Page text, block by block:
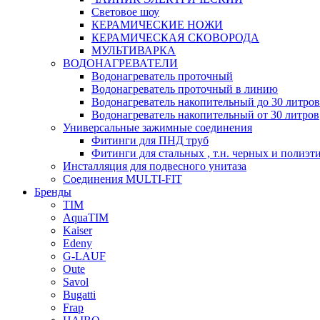
Световое шоу
КЕРАМИЧЕСКИЕ НОЖИ
КЕРАМИЧЕСКАЯ СКОВОРОДА
МУЛЬТИВАРКА
ВОДОНАГРЕВАТЕЛИ
Водонагреватель проточный
Водонагреватель проточный в линию
Водонагреватель накопительный до 30 литров
Водонагреватель накопительный от 30 литров
Универсальные зажимные соединения
Фитинги для ПНД труб
Фитинги для стальных , т.н. черных и
Инсталляция для подвесного унитаза
Соединения MULTI-FIT
Бренды
TIM
AquaTIM
Kaiser
Edeny
G-LAUF
Oute
Savol
Bugatti
Frap